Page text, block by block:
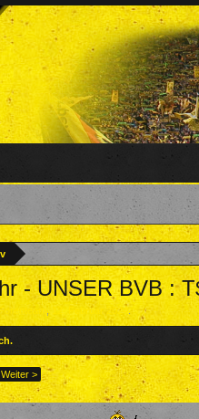
- UNSER BVB :
12. Februar 2024.
Weiter >